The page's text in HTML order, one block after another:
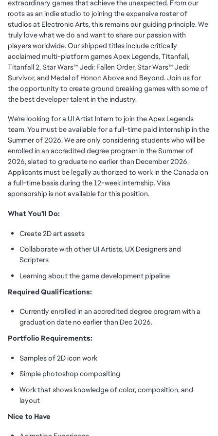
extraordinary games that achieve the unexpected. From our
roots as an indie studio to joining the expansive roster of
studios at Electronic Arts, this remains our guiding principle. We
truly love what we do and want to share our passion with
players worldwide. Our shipped titles include critically
acclaimed multi-platform games Apex Legends, Titanfall,
Titanfall 2, Star Wars™ Jedi: Fallen Order, Star Wars™ Jedi:
Survivor, and Medal of Honor: Above and Beyond. Join us for
the opportunity to create ground breaking games with some of
the best developer talent in the industry.
We're looking for a UI Artist Intern to join the Apex Legends
team. You must be available for a full-time paid internship in the
Summer of 2026. We are only considering students who will be
enrolled in an accredited degree program in the Summer of
2026, slated to graduate no earlier than December 2026.
Applicants must be legally authorized to work in the Canada on
a full-time basis during the 12-week internship. Visa
sponsorship is not available for this position.
What You'll Do:
Create 2D art assets
Collaborate with other UI Artists, UX Designers and
Scripters
Learning about the game development pipeline
Required Qualifications:
Currently enrolled in an accredited degree program with a
graduation date no earlier than Dec 2026.
Portfolio Requirements:
Samples of 2D icon work
Simple photoshop compositing
Work that shows knowledge of color, composition, and
layout
Nice to Have